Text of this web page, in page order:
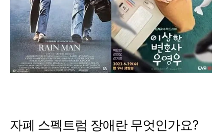
자폐 스펙트럼 장애란 무엇인가요?